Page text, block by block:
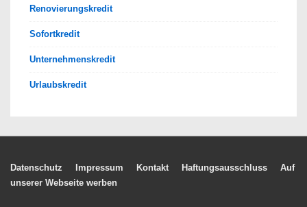
Renovierungskredit
Sofortkredit
Unternehmenskredit
Urlaubskredit
Footer-
Datenschutz Impressum Kontakt Haftungsausschluss
Auf
unserer Webseite werben